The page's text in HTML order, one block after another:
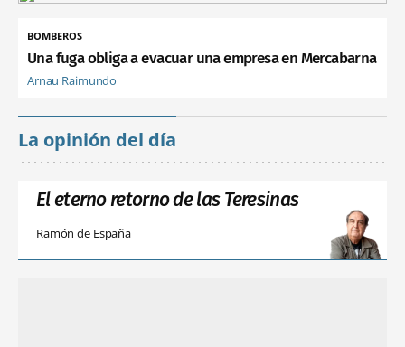
BOMBEROS
Una fuga obliga a evacuar una empresa en Mercabarna
Arnau Raimundo
La opinión del día
El eterno retorno de las Teresinas
Ramón de España